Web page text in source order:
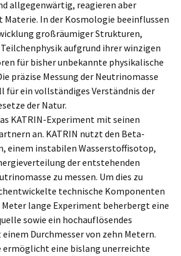
allgegenwärtig, reagieren aber
In der Kosmologie beeinflussen
großräumiger Strukturen,
aufgrund ihrer winzigen
für bisher unbekannte physikalische
präzise Messung der Neutrinomasse
für ein vollständiges Verständnis der
der Natur.
KATRIN-Experiment mit seinen
an. KATRIN nutzt den Beta-
einem instabilen Wasserstoffisotop,
der entstehenden
zu messen. Um dies zu
technische Komponenten
Meter lange Experiment beherbergt eine
sowie ein hochauflösendes
Durchmesser von zehn Metern.
ermöglicht eine bislang unerreichte